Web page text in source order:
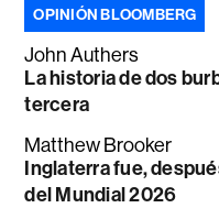
OPINIÓN BLOOMBERG
John Authers
La historia de dos
tercera
Matthew Brooker
Inglaterra fue,
del Mundial 2026